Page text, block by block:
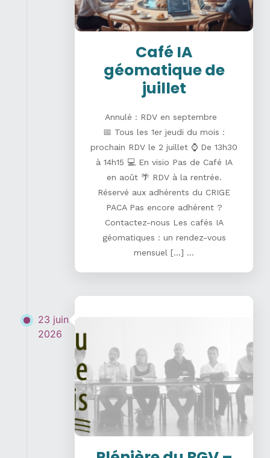
Café IA
géomatique de
juillet
Annulé : RDV en septembre
📅 Tous les 1er jeudi du mois :
prochain RDV le 2 juillet ⌚ De 13h30
à 14h15 💻 En visio Pas de Café IA
en août 🌴 RDV à la rentrée.
Réservé aux adhérents du CRIGE
PACA Pas encore adhérent ?
Contactez-nous Les cafés IA
géomatiques : un rendez-vous
mensuel […] ...
23 juin
2026